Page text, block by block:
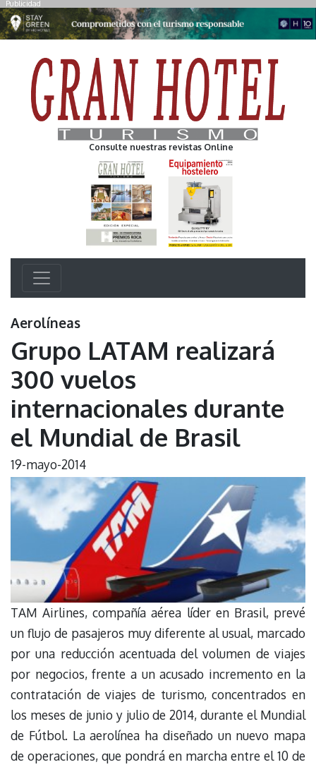
Publicidad
Consulte nuestras revistas Online
Aerolíneas
Grupo LATAM realizará
300 vuelos
internacionales durante
el Mundial de Brasil
19-mayo-2014
TAM Airlines, compañía aérea líder en Brasil, prevé
un flujo de pasajeros muy diferente al usual, marcado
por una reducción acentuada del volumen de viajes
por negocios, frente a un acusado incremento en la
contratación de viajes de turismo, concentrados en
los meses de junio y julio de 2014, durante el Mundial
de Fútbol. La aerolínea ha diseñado un nuevo mapa
de operaciones, que pondrá en marcha entre el 10 de